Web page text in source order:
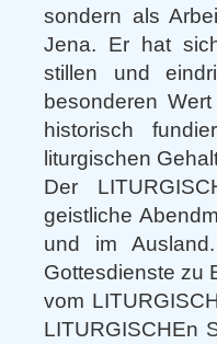
sondern als
Jena. Er hat
stillen und
besonderen
historisch
liturgischen
Der
geistliche
und im
Gottesdienste zu
vom
LITURGISCHEn